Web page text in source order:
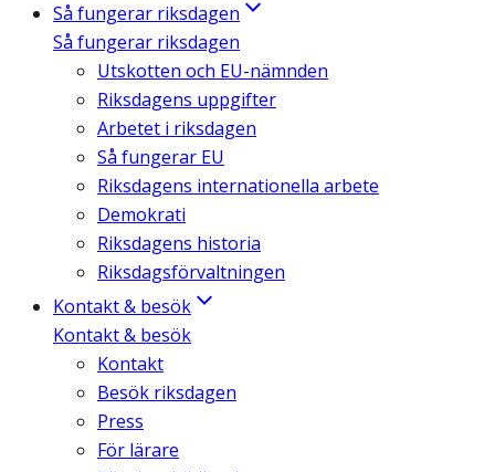
Så fungerar riksdagen
Så fungerar riksdagen
Utskotten och EU-nämnden
Riksdagens uppgifter
Arbetet i riksdagen
Så fungerar EU
Riksdagens internationella arbete
Demokrati
Riksdagens historia
Riksdagsförvaltningen
Kontakt & besök
Kontakt & besök
Kontakt
Besök riksdagen
Press
För lärare